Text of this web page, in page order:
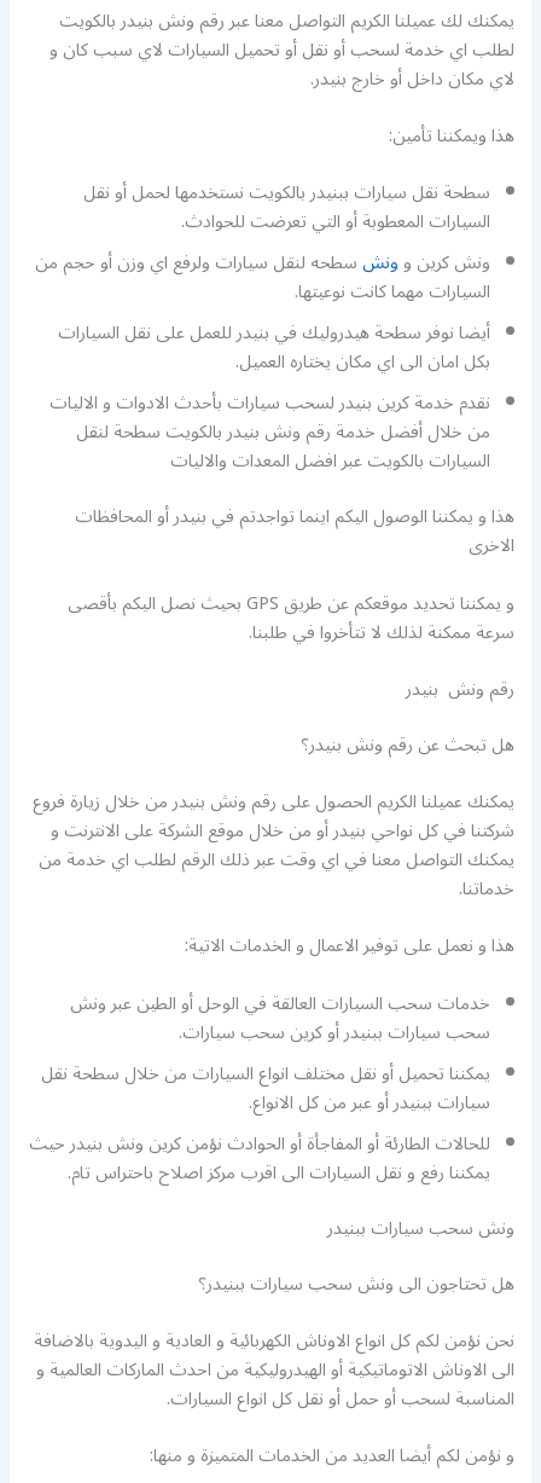
يمكنك لك عميلنا الكريم التواصل معنا عبر رقم ونش بنيدر بالكويت
لطلب اي خدمة لسحب أو نقل أو تحميل السيارات لاي سبب كان و
لاي مكان داخل أو خارج بنيدر.
هذا ويمكننا تأمين:
سطحة نقل سيارات ببنيدر بالكويت نستخدمها لحمل أو نقل
السيارات المعطوبة أو التي تعرضت للحوادث.
ونش كرين وونشسطحه لنقل سيارات ولرفع اي وزن أو حجم من
السيارات مهما كانت نوعيتها.
أيضا نوفر سطحة هيدروليك في بنيدر للعمل على نقل السيارات
بكل امان الى اي مكان يختاره العميل.
نقدم خدمة كرين بنيدر لسحب سيارات بأحدث الادوات و الاليات
من خلال أفضل خدمة رقم ونش بنيدر بالكويت سطحة لنقل
السيارات بالكويت عبر افضل المعدات والاليات
هذا و يمكننا الوصول اليكم اينما تواجدتم في بنيدر أو المحافظات
الاخرى
و يمكننا تحديد موقعكم عن طريق GPS بحيث نصل اليكم بأقصى
سرعة ممكنة لذلك لا تتأخروا في طلبنا.
رقم ونش بنيدر
هل تبحث عن رقم ونش بنيدر؟
يمكنك عميلنا الكريم الحصول على رقم ونش بنيدر من خلال زيارة فروع
شركتنا في كل نواحي بنيدر أو من خلال موقع الشركة على الانترنت و
يمكنك التواصل معنا في اي وقت عبر ذلك الرقم لطلب اي خدمة من
خدماتنا.
هذا و نعمل على توفير الاعمال و الخدمات الاتية:
خدمات سحب السيارات العالقة في الوحل أو الطين عبر ونش
سحب سيارات ببنيدر أو كرين سحب سيارات.
يمكننا تحميل أو نقل مختلف انواع السيارات من خلال سطحة نقل
سيارات ببنيدر أو عبر من كل الانواع.
للحالات الطارئة أو المفاجأة أو الحوادث نؤمن كرين ونش بنيدر حيث
يمكننا رفع و نقل السيارات الى اقرب مركز اصلاح باحتراس تام.
ونش سحب سيارات ببنيدر
هل تحتاجون الى ونش سحب سيارات ببنيدر؟
نحن نؤمن لكم كل انواع الاوناش الكهربائية و العادية و اليدوية بالاضافة
الى الاوناش الاتوماتيكية أو الهيدروليكية من احدث الماركات العالمية و
المناسبة لسحب أو حمل أو نقل كل انواع السيارات.
و نؤمن لكم أيضا العديد من الخدمات المتميزة و منها: